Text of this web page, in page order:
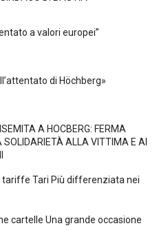
a valori europei”
di Höchberg»
A HÖCBERG: FERMA
SOLIDARIETÀ ALLA VITTIMA E AI
tariffe Tari Più differenziata nei
cartelle Una grande occasione